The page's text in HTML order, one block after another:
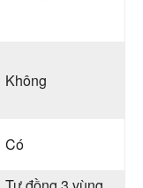
Không
Có